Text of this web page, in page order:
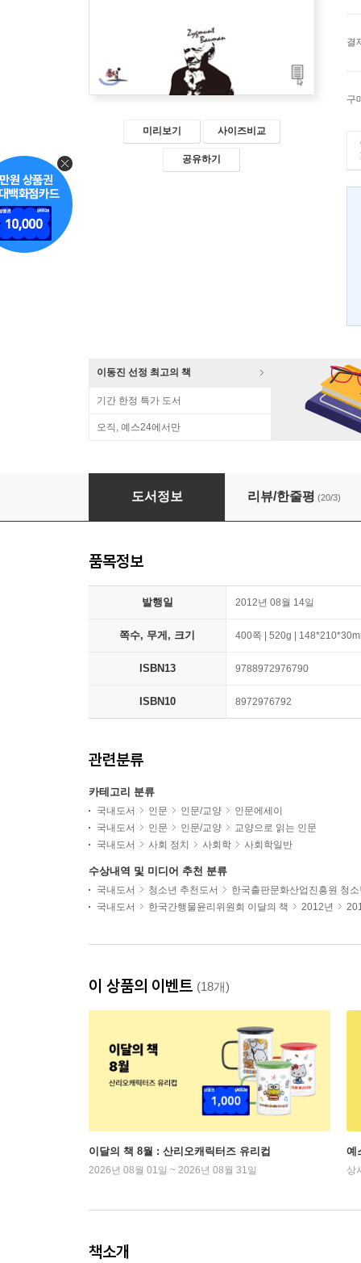
미리보기 사이즈비교
공유하기
결
구
이동진 선정 최고의 책
기간 한정 특가 도서
오직, 예스24에서만
고독을 잃어버린 시간
도서정보 리뷰/한줄평 (20/3)
품목정보
발행일 2012년 08월 14일
쪽수, 무게, 크기 400쪽 | 520g |
ISBN13 9788972976790
ISBN10 8972976792
관련분류
카테고리 분류
국내도서 인문 인문/교양
인문에세이
국내도서
인문 인문/교양
교양으로 읽는 인문
국내도서
사회 정치 사회학 사회학일반
수상내역 및 미디어 추천 분류
국내도서 청소년 추천도서
한국출판문화산업진흥원 청
국내도서
한국간행물윤리위원회 이달의 책 2012년
이 상품의 이벤트 (18개)
이달의 책 8월 : 산리오캐릭터즈 유리컵
2026년 08월 01일 ~ 2026년 08월 31일
예
상
책소개